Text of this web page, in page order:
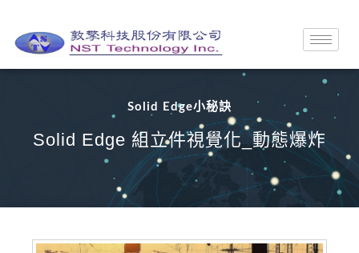
Solid Edge小秘訣
Solid Edge 組立件視覺化_動態爆炸